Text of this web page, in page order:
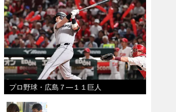
プロ野球・広島７―１１巨人